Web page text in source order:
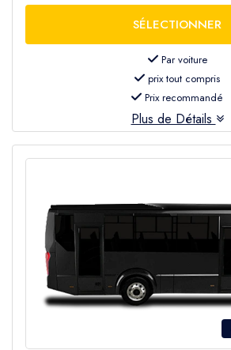
Par voiture
prix tout compris
Prix recommandé
Plus de Détails